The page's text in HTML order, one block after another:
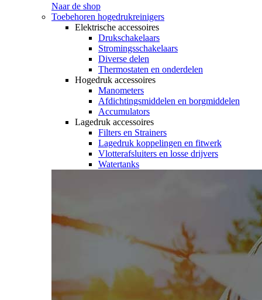
Naar de shop
Toebehoren hogedrukreinigers
Elektrische accessoires
Drukschakelaars
Stromingsschakelaars
Diverse delen
Thermostaten en onderdelen
Hogedruk accessoires
Manometers
Afdichtingsmiddelen en borgmiddelen
Accumulators
Lagedruk accessoires
Filters en Strainers
Lagedruk koppelingen en fitwerk
Vlotterafsluiters en losse drijvers
Watertanks